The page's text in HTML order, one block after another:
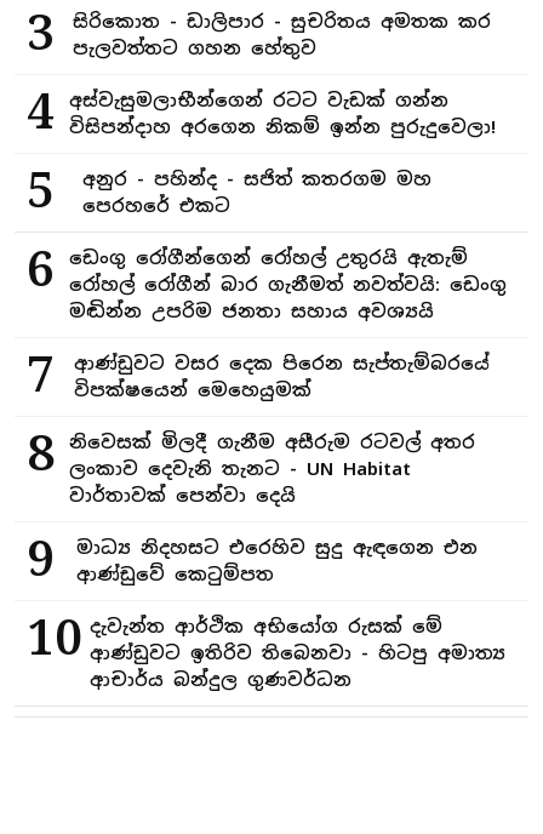
3
සිරිකොත - ඩාලිපාර - සුචරිතය අමතක කර
පැලවත්තට ගහන හේතුව
4
අස්වැසුමලාභීන්ගෙන් රටට වැඩක් ගන්න
විසිපන්දාහ අරගෙන නිකම් ඉන්න පුරුදුවෙලා!
5
අනුර - පහින්ද - සජිත් කතරගම මහ
පෙරහරේ එකට
6
ඩෙංගු රෝගීන්ගෙන් රෝහල් උතුරයි ඇතැම්
රෝහල් රෝගීන් බාර ගැනීමත් නවත්වයි: ඩෙංගු
මඬින්න උපරිම ජනතා සහාය අවශ්‍යයි
7
ආණ්ඩුවට වසර දෙක පිරෙන සැප්තැම්බරයේ
විපක්ෂයෙන් මෙහෙයුමක්
8
නිවෙසක් මිලදී ගැනීම අසීරුම රටවල් අතර
ලංකාව දෙවැනි තැනට - UN Habitat
වාර්තාවක් පෙන්වා දෙයි
9
මාධ්‍ය නිදහසට එරෙහිව සුදු ඇඳගෙන එන
ආණ්ඩුවේ කෙටුම්පත
10 දැවැන්ත ආර්ථික අභියෝග රුසක් මේ
ආණ්ඩුවට ඉතිරිව තිබෙනවා - හිටපු අමාත්‍ය
ආචාර්ය බන්දුල ගුණවර්ධන